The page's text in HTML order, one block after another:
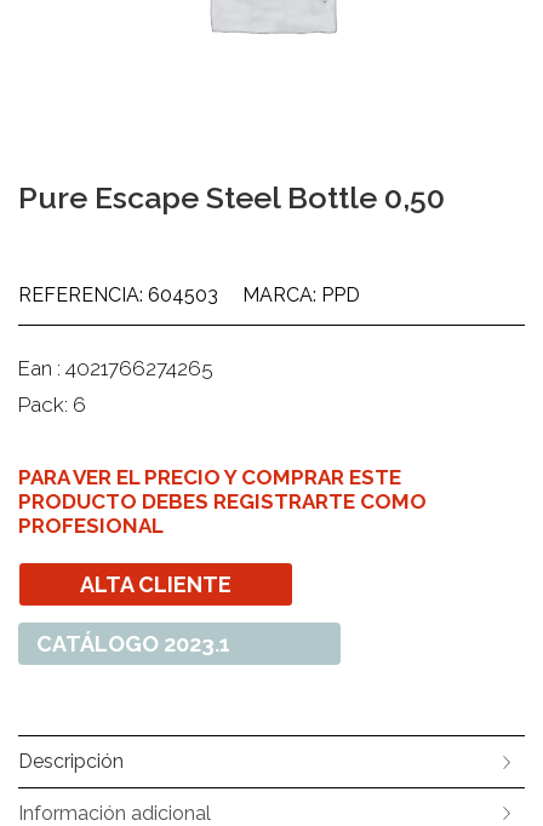
Pure Escape Steel Bottle 0,50
REFERENCIA: 604503 MARCA: PPD
Ean : 4021766274265
Pack: 6
PARA VER EL PRECIO Y COMPRAR ESTE
PRODUCTO DEBES REGISTRARTE COMO
PROFESIONAL
ALTA CLIENTE
CATÁLOGO 2023.1
Descripción
Información adicional